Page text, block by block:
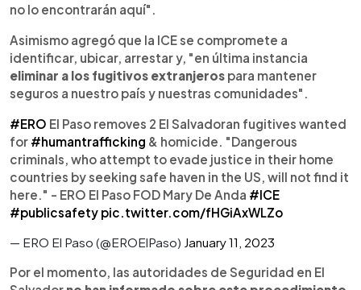
no lo encontrarán aquí".
Asimismo agregó que la ICE se compromete a
identificar, ubicar, arrestar y, "en última instancia
eliminar a los fugitivos extranjeros para mantener
seguros a nuestro país y nuestras comunidades".
#ERO El Paso removes 2 El Salvadoran fugitives wanted
for #humantrafficking & homicide. "Dangerous
criminals, who attempt to evade justice in their home
countries by seeking safe haven in the US, will not find it
here." - ERO El Paso FOD Mary De Anda #ICE
#publicsafety pic.twitter.com/fHGiAxWLZo
— ERO El Paso (@EROElPaso) January 11, 2023
Por el momento, las autoridades de Seguridad en El